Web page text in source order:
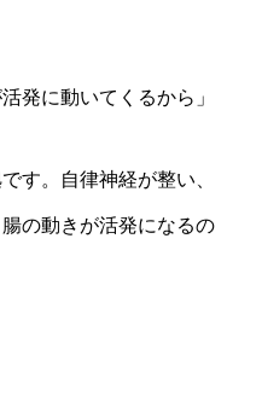
発に動いてくるから」
す。自律神経が整い、
の動きが活発になるの